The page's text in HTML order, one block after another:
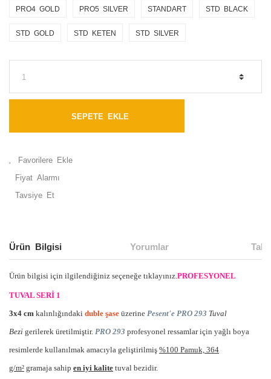
PRO4 GOLD PRO5 SILVER STANDART STD BLACK
STD GOLD STD KETEN STD SILVER
SEPETE EKLE
Fiyat Alarmı
Tavsiye Et
Ürün Bilgisi Yorumlar
Ürün bilgisi için ilgilendiğiniz seçeneğe tıklayınız.PROFESYONEL
TUVAL SERİ 1
3x4 cm kalınlığındaki duble şase üzerine Pesent'e PRO 293 Tuval
Bezi gerilerek üretilmiştir. PRO 293 profesyonel ressamlar için yağlı boya
resimlerde kullanılmak amacıyla geliştirilmiş %100 Pamuk, 364
g/m² gramaja sahip en iyi kalite tuval bezidir.